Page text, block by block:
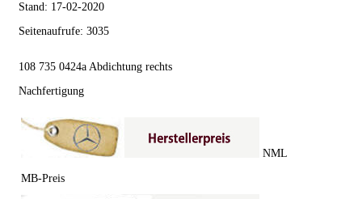
Stand: 17-02-2020
Seitenaufrufe: 3035
108 735 0424a Abdichtung rechts
Nachfertigung
MB-Preis
NML